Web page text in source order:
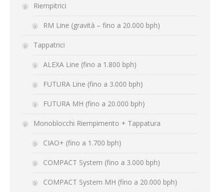
Riempitrici
RM Line (gravità – fino a 20.000 bph)
Tappatrici
ALEXA Line (fino a 1.800 bph)
FUTURA Line (fino a 3.000 bph)
FUTURA MH (fino a 20.000 bph)
Monoblocchi Riempimento + Tappatura
CIAO+ (fino a 1.700 bph)
COMPACT System (fino a 3.000 bph)
COMPACT System MH (fino a 20.000 bph)